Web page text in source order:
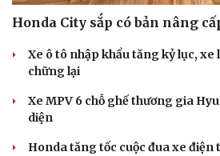
Cải chính
Honda City sắp có bản nâng
Xe ô tô nhập khẩu tăng kỷ lục, xe
chững lại
Xe MPV 6 chỗ ghế thương gia
diện
Honda tăng tốc cuộc đua xe điện